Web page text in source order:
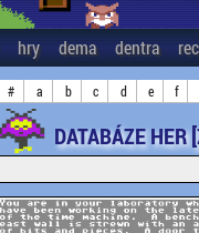
hry dema dentra
# a b c d e f
DATABÁZE